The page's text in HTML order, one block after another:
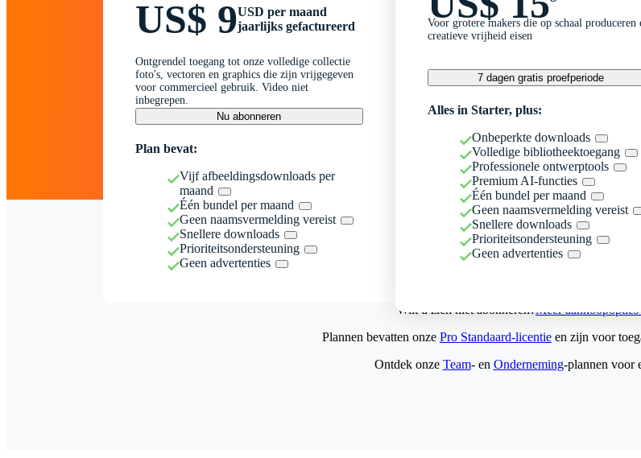
US$ 9USD per maand
jaarlijks gefactureerd
Ontgrendel toegang tot onze volledige collectie
foto's, vectoren en graphics die zijn vrijgegeven
voor commercieel gebruik. Video niet
inbegrepen.
Nu abonneren
Plan bevat:
Vijf afbeeldingsdownloads per
maand
Één bundel per maand
Geen naamsvermelding vereist
Snellere downloads
Prioriteitsondersteuning
Geen advertenties
Voor grotere makers die op schaal produceren
creatieve vrijheid eisen
7 dagen gratis proefperiode
Alles in Starter, plus:
Onbeperkte downloads
Volledige bibliotheektoegang
Professionele ontwerptools
Premium AI-functies
Één bundel per maand
Geen naamsvermelding vereist
Snellere downloads
Prioriteitsondersteuning
Geen advertenties
Wilt u zich niet abonneren?Meer
Plannen bevatten onze Pro Standaard-licentie en zijn voor
Ontdek onze Team- en Onderneming-plannen voor